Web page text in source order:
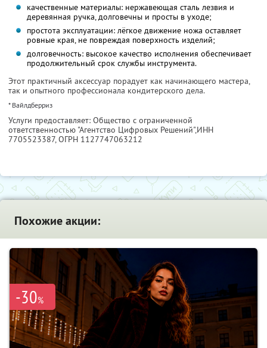
качественные материалы: нержавеющая сталь лезвия и
деревянная ручка, долговечны и просты в уходе;
простота эксплуатации: лёгкое движение ножа оставляет
ровные края, не повреждая поверхность изделий;
долговечность: высокое качество исполнения обеспечивает
продолжительный срок службы инструмента.
Этот практичный аксессуар порадует как начинающего мастера,
так и опытного профессионала кондитерского дела.
* Вайлдберриз
Услуги предоставляет: Общество с ограниченной
ответственностью "Агентство Цифровых Решений",ИНН
7705523387, ОГРН 1127747063212
Похожие акции:
-30%